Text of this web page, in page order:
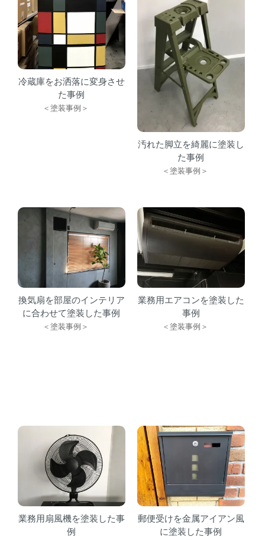
冷蔵庫をお洒落に変身させ
た事例
＜塗装事例＞
汚れた脚立を綺麗に塗装し
た事例
＜塗装事例＞
換気扇を部屋のインテリア
に合わせて塗装した事例
＜塗装事例＞
業務用エアコンを塗装した
事例
＜塗装事例＞
業務用扇風機を塗装した事
例
郵便受けを金属アイアン風
に塗装した事例